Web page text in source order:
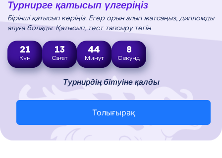
Турнирге қатысып үлгеріңіз
Бірінші қатысып көріңіз. Егер орын алып жатсаңыз, дипломды
алуға болады. Қатысып, тест тапсыру тегін
21
Күн
13
Сағат
44
Минут
7
Секунд
Турнирдің бітуіне қалды
Толығырақ